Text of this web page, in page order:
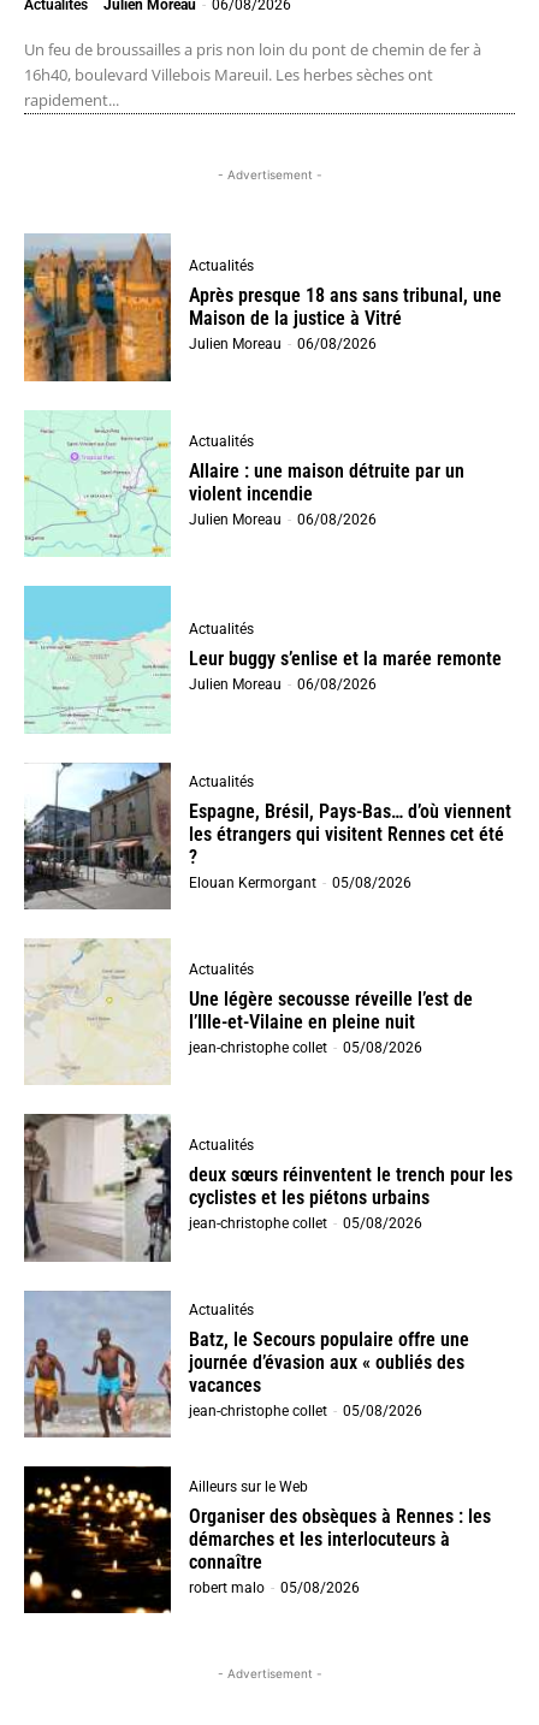
Actualités Julien Moreau - 06/08/2026
Un feu de broussailles a pris non loin du pont de chemin de fer à
16h40, boulevard Villebois Mareuil. Les herbes sèches ont
rapidement...
- Advertisement -
Actualités
Après presque 18 ans sans tribunal, une
Maison de la justice à Vitré
Julien Moreau - 06/08/2026
Actualités
Allaire : une maison détruite par un
violent incendie
Julien Moreau - 06/08/2026
Actualités
Leur buggy s’enlise et la marée remonte
Julien Moreau - 06/08/2026
Actualités
Espagne, Brésil, Pays-Bas… d’où viennent
les étrangers qui visitent Rennes cet été
?
Elouan Kermorgant - 05/08/2026
Actualités
Une légère secousse réveille l’est de
l’Ille-et-Vilaine en pleine nuit
jean-christophe collet - 05/08/2026
Actualités
deux sœurs réinventent le trench pour les
cyclistes et les piétons urbains
jean-christophe collet - 05/08/2026
Actualités
Batz, le Secours populaire offre une
journée d’évasion aux « oubliés des
vacances
jean-christophe collet - 05/08/2026
Ailleurs sur le Web
Organiser des obsèques à Rennes : les
démarches et les interlocuteurs à
connaître
robert malo - 05/08/2026
- Advertisement -